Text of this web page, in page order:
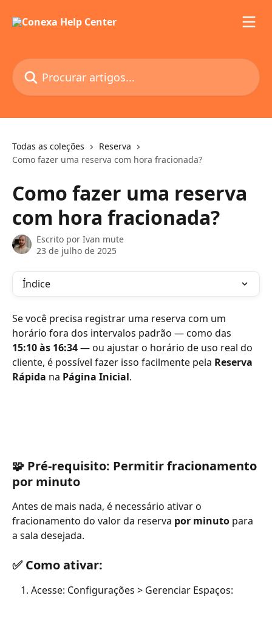
Procurar artigos...
Todas as coleções
Reserva
Como fazer uma reserva com hora fracionada?
Como fazer uma reserva
com hora fracionada?
Escrito por Ivan mute
23 de julho de 2025
Índice
Se você precisa registrar uma reserva com um
horário fora dos intervalos padrão — como das
15:10 às 16:34 — ou ajustar o horário de uso real do
cliente, é possível fazer isso facilmente pela Reserva
Rápida na Página Inicial.
🧩 Pré-requisito: Permitir fracionamento
por minuto
Antes de mais nada, é necessário ativar o
fracionamento do valor da reserva por minuto para
a sala desejada.
✅ Como ativar:
Acesse: Configurações > Gerenciar Espaços: